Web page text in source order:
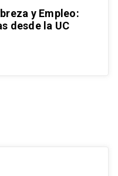
y Empleo:
desde la UC